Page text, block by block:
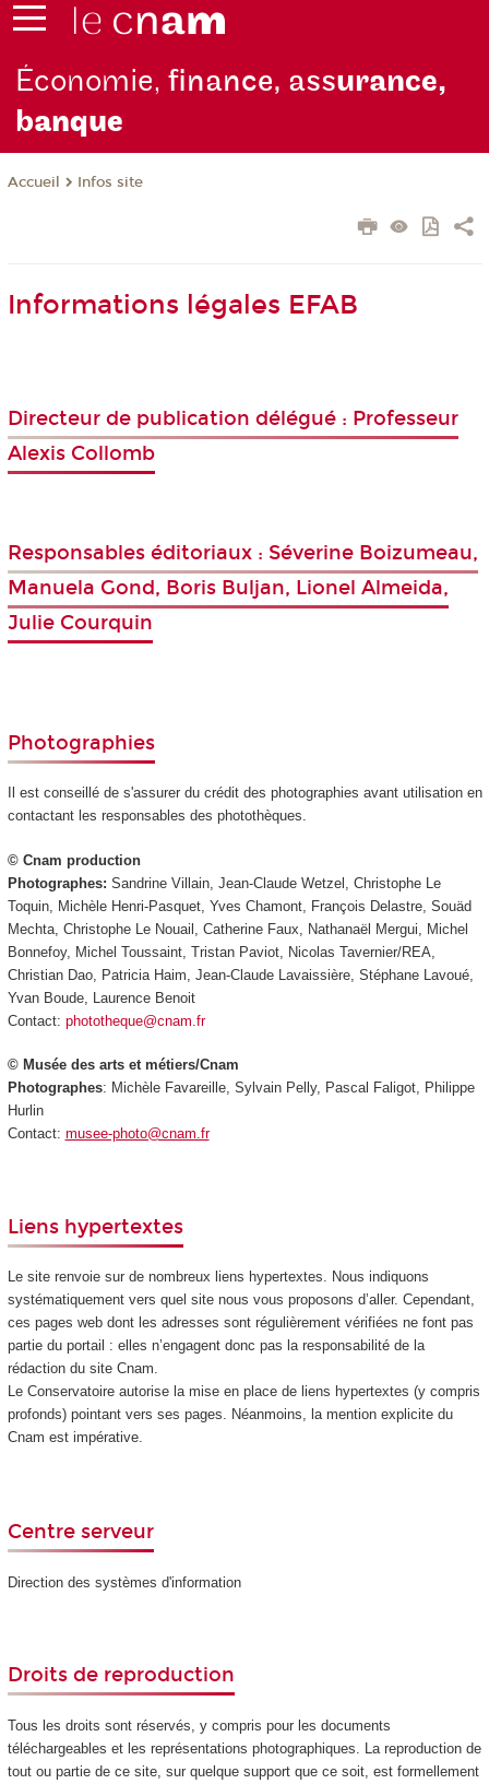
Économie,finance, assurance,
banque
Accueil Infos site
Informations légales EFAB
Directeur de publication délégué : Professeur
Alexis Collomb
Responsables éditoriaux : Séverine Boizumeau,
Manuela Gond, Boris Buljan, Lionel Almeida,
Julie Courquin
Photographies
Il est conseillé de s'assurer du crédit des photographies avant utilisation en
contactant les responsables des photothèques.
© Cnam production
Photographes: Sandrine Villain, Jean-Claude Wetzel, Christophe Le
Toquin, Michèle Henri-Pasquet, Yves Chamont, François Delastre, Souäd
Mechta, Christophe Le Nouail, Catherine Faux, Nathanaël Mergui, Michel
Bonnefoy, Michel Toussaint, Tristan Paviot, Nicolas Tavernier/REA,
Christian Dao, Patricia Haim, Jean-Claude Lavaissière, Stéphane Lavoué,
Yvan Boude, Laurence Benoit
Contact: phototheque@cnam.fr
© Musée des arts et métiers/Cnam
Photographes: Michèle Favareille, Sylvain Pelly, Pascal Faligot, Philippe
Hurlin
Contact: musee-photo@cnam.fr
Liens hypertextes
Le site renvoie sur de nombreux liens hypertextes. Nous indiquons
systématiquement vers quel site nous vous proposons d’aller. Cependant,
ces pages web dont les adresses sont régulièrement vérifiées ne font pas
partie du portail : elles n’engagent donc pas la responsabilité de la
rédaction du site Cnam.
Le Conservatoire autorise la mise en place de liens hypertextes (y compris
profonds) pointant vers ses pages. Néanmoins, la mention explicite du
Cnam est impérative.
Centre serveur
Direction des systèmes d'information
Droits de reproduction
Tous les droits sont réservés, y compris pour les documents
téléchargeables et les représentations photographiques. La reproduction de
tout ou partie de ce site, sur quelque support que ce soit, est formellement